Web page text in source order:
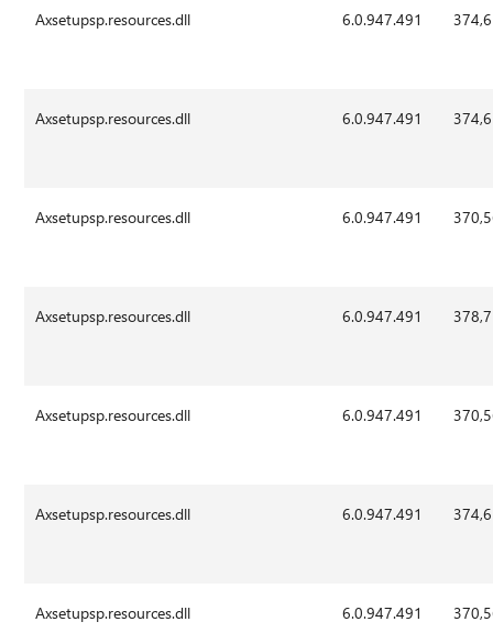
Axsetupsp.resources.dll 6.0.947.491
Axsetupsp.resources.dll 6.0.947.491
Axsetupsp.resources.dll 6.0.947.491
Axsetupsp.resources.dll 6.0.947.491
Axsetupsp.resources.dll 6.0.947.491
Axsetupsp.resources.dll 6.0.947.491
Axsetupsp.resources.dll 6.0.947.491